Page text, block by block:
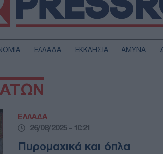
ΕΛΛΑΔΑ ΕΚΚΛΗΣΙΑ ΑΜΥΝΑ
ΕΛΛΑΔΑ
26/08/2025 - 10:21
Πυρομαχικά και όπλα